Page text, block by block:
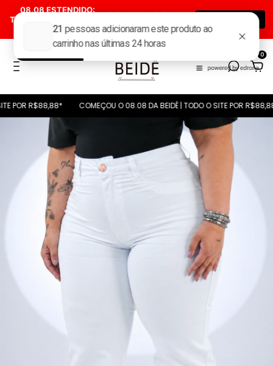
08.08 ESTENDIDO:
TODAS AS CALÇAS POR
R$ 88,88*
00 : 11 : 56 : 40
Dia(s) Min(s) Seg(s)
ÚLTIMA CHANCE
0
R$88,88* COMEÇOU O 08.08 DA BEIDÊ | TODO O SITE POR R$88,88*